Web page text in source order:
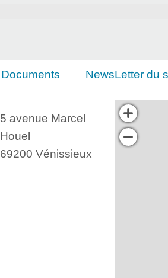
Documents NewsLetter du
5 avenue Marcel
Houel
69200 Vénissieux